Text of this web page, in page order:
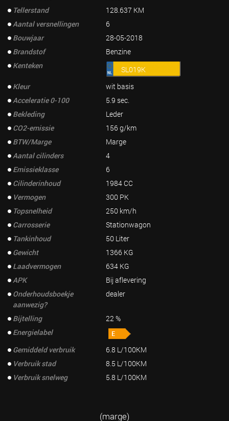
Tellerstand
128.637 KM
Aantal versnellingen
6
Bouwjaar
28-05-2018
Brandstof
Benzine
Kenteken
SL019K
Kleur
wit basis
Acceleratie 0-100
5.9 sec.
Bekleding
Leder
CO2-emissie
156 g/km
BTW/Marge
Marge
Aantal cilinders
4
Emissieklasse
6
Cilinderinhoud
1984 CC
Vermogen
300 PK
Topsnelheid
250 km/h
Carrosserie
Stationwagon
Tankinhoud
50 Liter
Gewicht
1366 KG
Laadvermogen
634 KG
APK
Bij aflevering
Onderhoudsboekje
aanwezig?
dealer
Bijtelling
22 %
Energielabel
Gemiddeld verbruik
6.8 L/100KM
Verbruik stad
8.5 L/100KM
Verbruik snelweg
5.8 L/100KM
(marge)